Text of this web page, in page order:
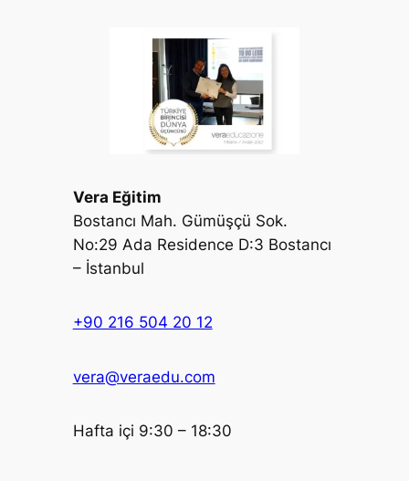
Vera Eğitim
Bostancı Mah. Gümüşçü Sok.
No:29 Ada Residence D:3 Bostancı
– İstanbul
+90 216 504 20 12
vera@veraedu.com
Hafta içi 9:30 – 18:30